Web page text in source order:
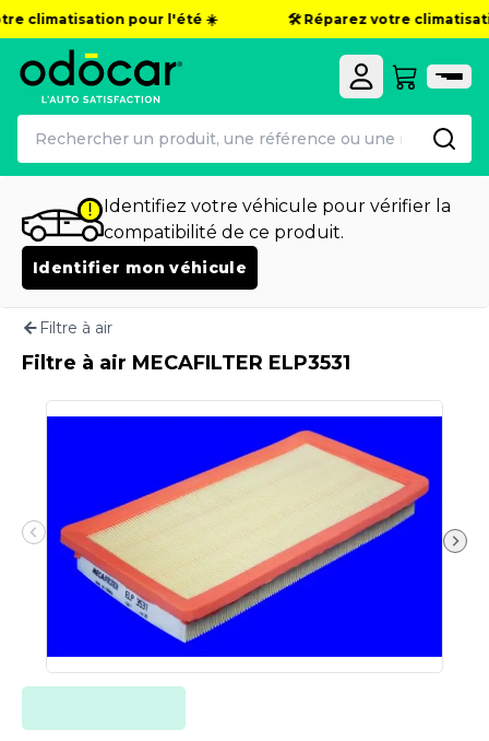
climatisation pour l'été ☀️ 🛠️ Réparez votre
Identifiez votre véhicule pour vérifier la
compatibilité de ce produit.
Identifier mon véhicule
Filtre à air
Filtre à air MECAFILTER ELP3531